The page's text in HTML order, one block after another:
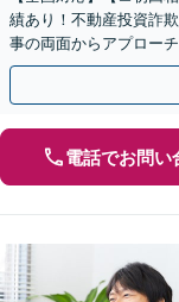
績あり！不動産投資詐
事の両面からアプロー
【代々木駅3分】
電話でお問い